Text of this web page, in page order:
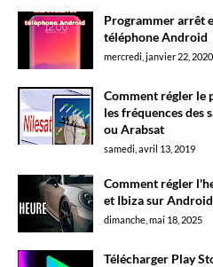
Programmer arrêt
téléphone Android
mercredi, janvier 22, 2020
Comment régler le
les fréquences des
ou Arabsat
samedi, avril 13, 2019
Comment régler
et Ibiza sur
dimanche, mai 18, 2025
Télécharger Play